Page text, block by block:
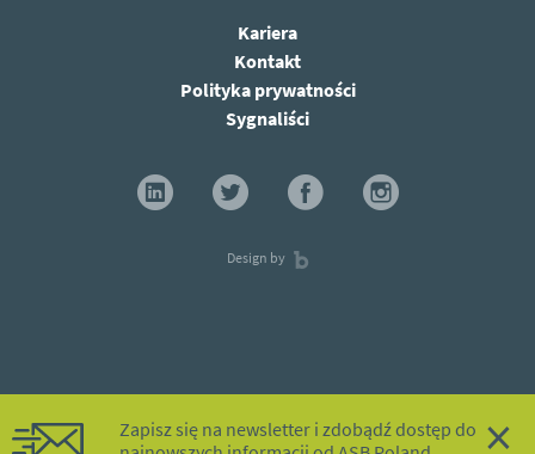
Zapisz się na newsletter i zdobądź dostęp do ×
Kariera
Kontakt
Polityka prywatności
Sygnaliści
Design by